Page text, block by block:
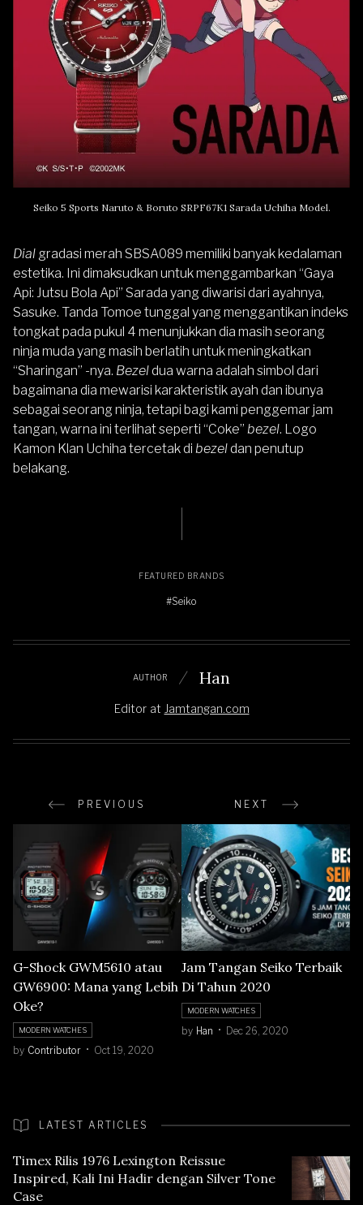
Seiko 5 Sports Naruto & Boruto SRPF67K1 Sarada Uchiha Model.
Dial gradasi merah SBSA089 memiliki banyak kedalaman
estetika. Ini dimaksudkan untuk menggambarkan “Gaya
Api: Jutsu Bola Api” Sarada yang diwarisi dari ayahnya,
Sasuke. Tanda Tomoe tunggal yang menggantikan indeks
tongkat pada pukul 4 menunjukkan dia masih seorang
ninja muda yang masih berlatih untuk meningkatkan
“Sharingan” -nya. Bezeldua warna adalah simbol dari
bagaimana dia mewarisi karakteristik ayah dan ibunya
sebagai seorang ninja, tetapi bagi kami penggemar jam
tangan, warna ini terlihat seperti “Coke” bezel. Logo
Kamon Klan Uchiha tercetak di bezeldan penutup
belakang.
FEATURED BRANDS
#Seiko
AUTHOR Han
Editor at Jamtangan.com
PREVIOUS NEXT
G-Shock GWM5610 atau
GW6900: Mana yang Lebih
Oke?
MODERN WATCHES
by Contributor Oct 19, 2020
Jam Tangan Seiko Terbaik
Di Tahun 2020
MODERN WATCHES
by Han Dec 26, 2020
LATEST ARTICLES
Timex Rilis 1976 Lexington Reissue
Inspired, Kali Ini Hadir dengan Silver Tone
Case